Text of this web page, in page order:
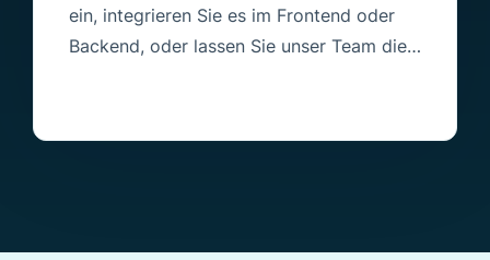
ein, integrieren Sie es im Frontend oder
Backend, oder lassen Sie unser Team die